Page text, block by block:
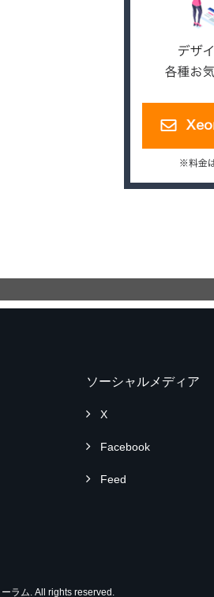
ソーシャルメディア
X
Facebook
Feed
ラム. All rights reserved.